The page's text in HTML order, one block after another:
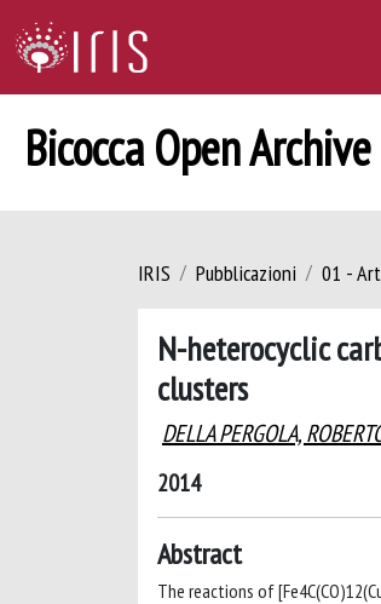
Bicocca Open Archive
IRIS Pubblicazioni 01 -
N-heterocyclic
clusters
DELLA PERGOLA,
2014
Abstract
The reactions of